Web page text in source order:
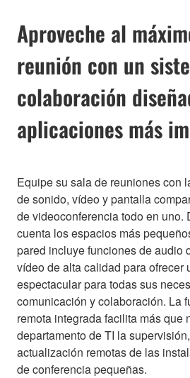
Aproveche al
reunión con un
colaboración
aplicaciones más
Equipe su sala de reuniones con
de sonido, vídeo y pantalla
de videoconferencia todo en uno.
cuenta los espacios más
pared incluye funciones de audio
vídeo de alta calidad para ofrecer
espectacular para todas sus
comunicación y colaboración. La
remota integrada facilita más que
departamento de TI la
actualización remotas de las
de conferencia pequeñas.